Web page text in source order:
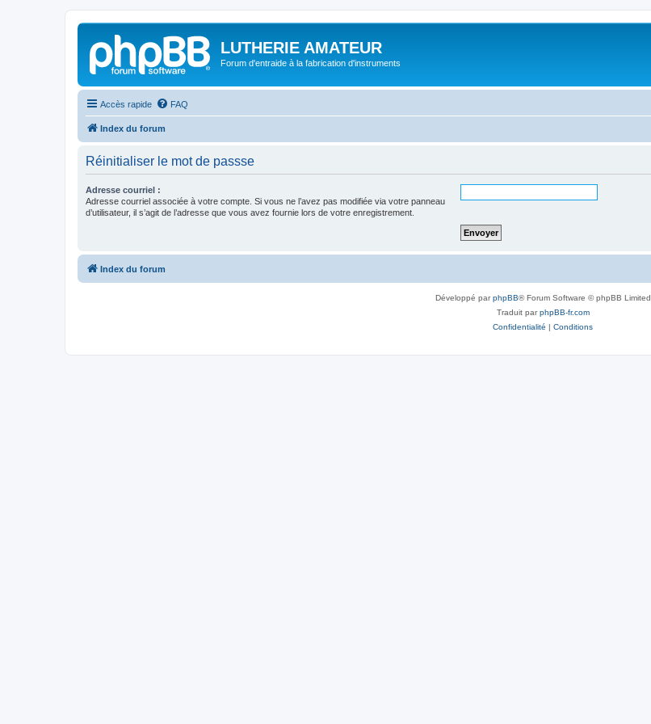
LUTHERIE AMATEUR
Forum d'entraide à la fabrication d'instruments
Accès rapide FAQ
Index du forum
Réinitialiser le mot de passse
Adresse courriel :
Adresse courriel associée à votre compte. Si vous ne l’avez pas modifiée via votre panneau
d’utilisateur, il s’agit de l’adresse que vous avez fournie lors de votre enregistrement.
Index du forum
Développé parphpBB® Forum Software © phpBB Limited
Traduit parphpBB-fr.com
Confidentialité | Conditions